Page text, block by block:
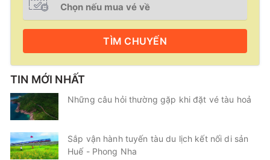
TÌM CHUYẾN
TIN MỚI NHẤT
Những câu hỏi thường gặp khi đặt vé tàu hoả
Sắp vận hành tuyến tàu du lịch kết nối di sản
Huế - Phong Nha